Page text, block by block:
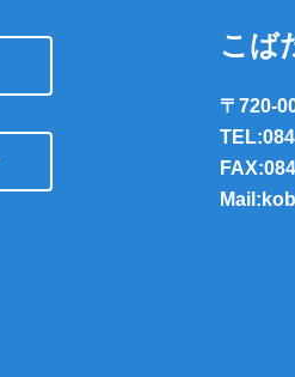
こば
〒720-